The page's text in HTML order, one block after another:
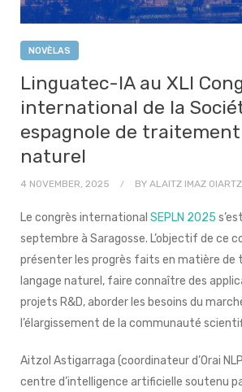
NOVÈLAS
Linguatec-IA au XLI
international de la
espagnole de
naturel
4 NOVEMBER, 2025 BY ALAITZ IMAZ
Le congrès international SEPLN 2025
septembre à Saragosse. L’objectif de ce
présenter les progrès faits en matière
langage naturel, faire connaître des
projets R&D, aborder les besoins du
l’élargissement de la communauté
Aitzol Astigarraga (coordinateur d’Orai
centre d’intelligence artificielle soutenu